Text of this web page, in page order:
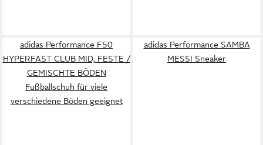
adidas Performance F50
HYPERFAST CLUB MID, FESTE /
GEMISCHTE BÖDEN
Fußballschuh für viele
verschiedene Böden geeignet
adidas Performance SAMBA
MESSI Sneaker